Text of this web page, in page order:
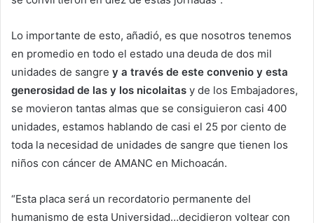
Lo importante de esto, añadió, es que nosotros tenemos
en promedio en todo el estado una deuda de dos mil
unidades de sangre y a través de este convenio y esta
generosidad de las y los nicolaitas y de los Embajadores,
se movieron tantas almas que se consiguieron casi 400
unidades, estamos hablando de casi el 25 por ciento de
toda la necesidad de unidades de sangre que tienen los
niños con cáncer de AMANC en Michoacán.
“Esta placa será un recordatorio permanente del
humanismo de esta Universidad…decidieron voltear con